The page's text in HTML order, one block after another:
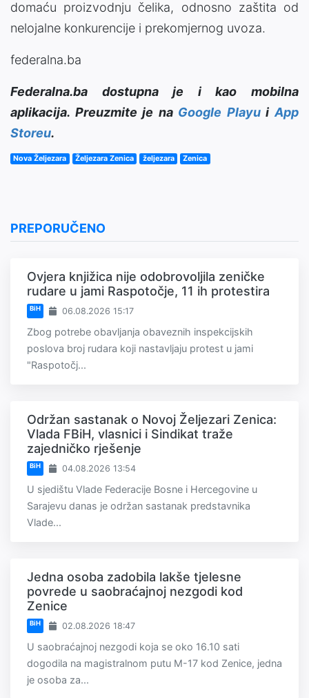
domaću proizvodnju čelika, odnosno zaštita od
nelojalne konkurencije i prekomjernog uvoza.
federalna.ba
Federalna.ba dostupna je i kao mobilna
aplikacija. Preuzmite je na Google PlayuiApp
Storeu.
Nova Željezara Željezara Zenica željezara Zenica
PREPORUČENO
Ovjera knjižica nije odobrovoljila zeničke
rudare u jami Raspotočje, 11 ih protestira
BiH 06.08.2026 15:17
Zbog potrebe obavljanja obaveznih inspekcijskih
poslova broj rudara koji nastavljaju protest u jami
"Raspotočj...
Održan sastanak o Novoj Željezari Zenica:
Vlada FBiH, vlasnici i Sindikat traže
zajedničko rješenje
BiH 04.08.2026 13:54
U sjedištu Vlade Federacije Bosne i Hercegovine u
Sarajevu danas je održan sastanak predstavnika
Vlade...
Jedna osoba zadobila lakše tjelesne
povrede u saobraćajnoj nezgodi kod
Zenice
BiH 02.08.2026 18:47
U saobraćajnoj nezgodi koja se oko 16.10 sati
dogodila na magistralnom putu M-17 kod Zenice, jedna
je osoba za...